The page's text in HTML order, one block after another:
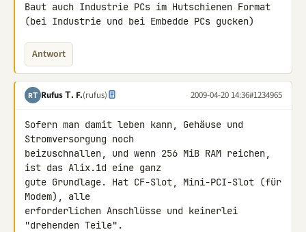
Baut auch Industrie PCs im Hutschienen Format
(bei Industrie und bei Embedde PCs gucken)
Antwort
RΤ Rufus Τ. F.(rufus) 2009-04-20 14:36#1234965
Sofern man damit leben kann, Gehäuse und
Stromversorgung noch
beizuschnallen, und wenn 256 MiB RAM reichen,
ist das Alix.1d eine ganz
gute Grundlage. Hat CF-Slot, Mini-PCI-Slot (für
Modem), alle
erforderlichen Anschlüsse und keinerlei
"drehenden Teile".